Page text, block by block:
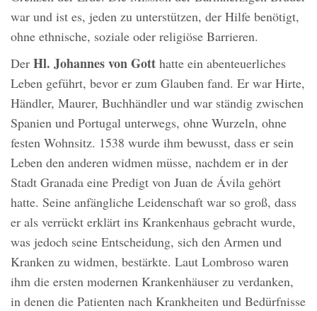
war und ist es, jeden zu unterstützen, der Hilfe benötigt,
ohne ethnische, soziale oder religiöse Barrieren.
Der Hl. Johannes von Gott hatte ein abenteuerliches
Leben geführt, bevor er zum Glauben fand. Er war Hirte,
Händler, Maurer, Buchhändler und war ständig zwischen
Spanien und Portugal unterwegs, ohne Wurzeln, ohne
festen Wohnsitz. 1538 wurde ihm bewusst, dass er sein
Leben den anderen widmen müsse, nachdem er in der
Stadt Granada eine Predigt von Juan de Ávila gehört
hatte. Seine anfängliche Leidenschaft war so groß, dass
er als verrückt erklärt ins Krankenhaus gebracht wurde,
was jedoch seine Entscheidung, sich den Armen und
Kranken zu widmen, bestärkte. Laut Lombroso waren
ihm die ersten modernen Krankenhäuser zu verdanken,
in denen die Patienten nach Krankheiten und Bedürfnisse